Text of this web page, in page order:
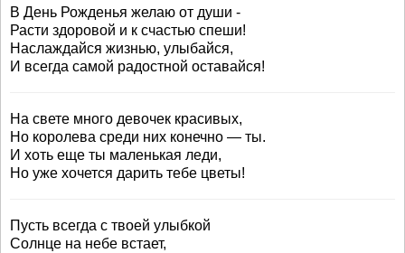
В День Рожденья желаю от души -
Расти здоровой и к счастью спеши!
Наслаждайся жизнью, улыбайся,
И всегда самой радостной оставайся!
На свете много девочек красивых,
Но королева среди них конечно — ты.
И хоть еще ты маленькая леди,
Но уже хочется дарить тебе цветы!
Пусть всегда с твоей улыбкой
Солнце на небе встает,